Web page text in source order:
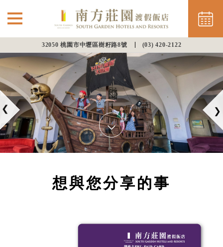
32050 桃園市中壢區樹籽路8號 (03) 420-2122
最新消息 ⌵
南方住房
餐飲美饌
會議渡假
⌵
想與您分享的事